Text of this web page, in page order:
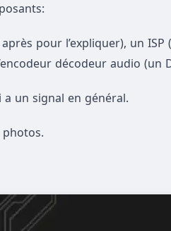
pour l’expliquer), un
décodeur audio (un
un signal en général.
photos.